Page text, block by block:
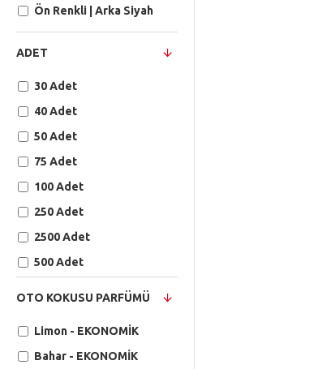
Ön Renkli | Arka Siyah
ADET
30 Adet
40 Adet
50 Adet
75 Adet
100 Adet
250 Adet
2500 Adet
500 Adet
10 000 Adet
OTO KOKUSU PARFÜMÜ
Limon - EKONOMİK
Bahar - EKONOMİK